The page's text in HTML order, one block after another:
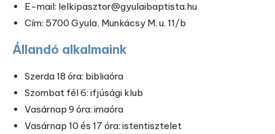
E-mail: lelkipasztor@gyulaibaptista.hu
Cím: 5700 Gyula, Munkácsy M. u. 11/b
Állandó alkalmaink
Szerda 18 óra: bibliaóra
Szombat fél 6: ifjúsági klub
Vasárnap 9 óra: imaóra
Vasárnap 10 és 17 óra: istentisztelet